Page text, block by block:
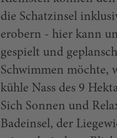
die Schatzinsel
erobern - hier kann
gespielt und
Schwimmen möchte,
kühle Nass des 9
Sich Sonnen und
Badeinsel, der